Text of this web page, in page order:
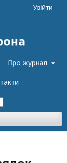
Про журнал
Увійти